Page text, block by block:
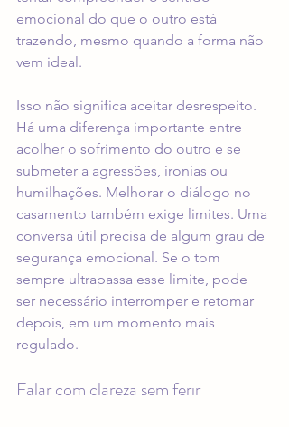
emocional do que o outro está
trazendo, mesmo quando a forma não
vem ideal.
Isso não significa aceitar desrespeito.
Há uma diferença importante entre
acolher o sofrimento do outro e se
submeter a agressões, ironias ou
humilhações. Melhorar o diálogo no
casamento também exige limites. Uma
conversa útil precisa de algum grau de
segurança emocional. Se o tom
sempre ultrapassa esse limite, pode
ser necessário interromper e retomar
depois, em um momento mais
regulado.
Falar com clareza sem ferir